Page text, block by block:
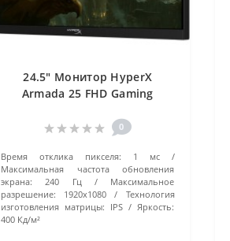
24.5" Монитор HyperX
Armada 25 FHD Gaming
черный
0
Время отклика пикселя:
1 мс
Максимальная частота обновления
экрана:
240 Гц
Максимальное
разрешение:
1920x1080
Технология
изготовления матрицы: IPS
Яркость:
400 Кд/м²